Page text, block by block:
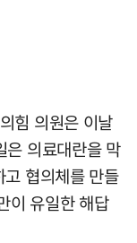
힘 의원은 이날
은 의료대란을 막
협의체를 만들
이 유일한 해답